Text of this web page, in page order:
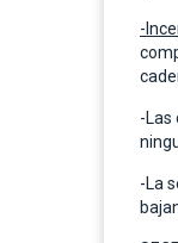
-
-Las
-La